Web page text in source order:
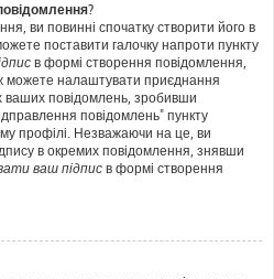
ви повинні спочатку створити його в
поставити галочку напроти пункту
в формі створення повідомлення,
можете налаштувати приєднання
ваших повідомлень, зробивши
повідомлень" пункту
профілі. Незважаючи на це, ви
в окремих повідомлення, знявши
ваш підпис в формі створення